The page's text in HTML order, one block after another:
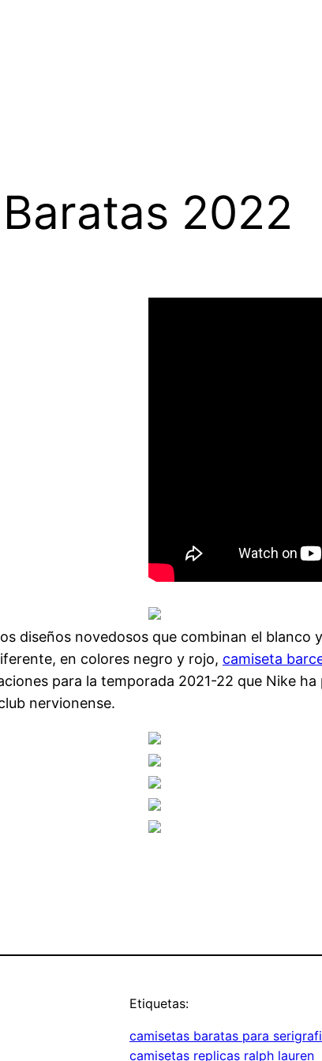
2022
diseños novedosos que combinan el
en colores negro y rojo, camiseta
para la temporada 2021-22 que Nike
nervionense.
Etiquetas:
camisetas baratas para
camisetas replicas ralph lauren